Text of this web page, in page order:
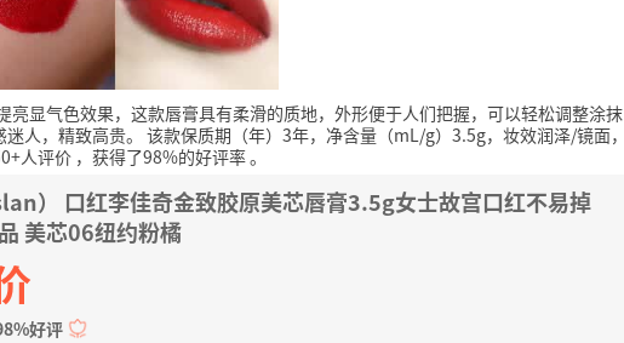
显气色效果，这款唇膏具有柔滑的质地，外形便于人们把握，可以轻松调整涂抹
人，精致高贵。 该款保质期（年）3年，净含量（mL/g）3.5g，妆效润泽/镜面，
人评价 ，获得了98%的好评率。
） 口红李佳奇金致胶原美芯唇膏3.5g女士故宫口红不易掉
美芯06纽约粉橘
好评